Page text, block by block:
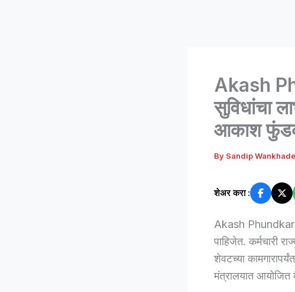
Akash
सुविधांचा
आकाश
By Sandip Wankhade
शेअर करा :
Akash Phundkar :
पाहिजेत. कर्मचारी
शेवटच्या
मंत्रालयात आयोजित